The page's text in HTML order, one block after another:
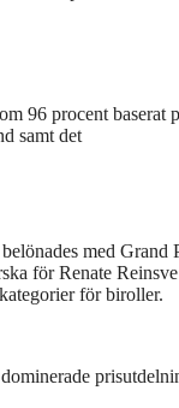
96 procent baserat
samt det
med Grand
för Renate
för biroller.